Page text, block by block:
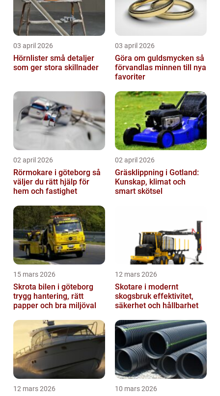
03 april 2026
Hörnlister små detaljer
som ger stora skillnader
03 april 2026
Göra om guldsmycken så
förvandlas minnen till nya
favoriter
02 april 2026
Rörmokare i göteborg så
väljer du rätt hjälp för
hem och fastighet
02 april 2026
Gräsklippning i Gotland:
Kunskap, klimat och
smart skötsel
15 mars 2026
Skrota bilen i göteborg
trygg hantering, rätt
papper och bra miljöval
12 mars 2026
Skotare i modernt
skogsbruk effektivitet,
säkerhet och hållbarhet
12 mars 2026 10 mars 2026